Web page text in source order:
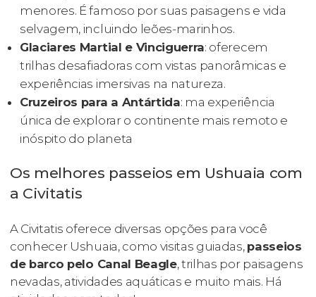
menores. É famoso por suas paisagens e vida
selvagem, incluindo leões-marinhos.
Glaciares Martial e Vinciguerra: oferecem
trilhas desafiadoras com vistas panorâmicas e
experiências imersivas na natureza.
Cruzeiros para a Antártida: ma experiência
única de explorar o continente mais remoto e
inóspito do planeta
Os melhores passeios em Ushuaia com
a Civitatis
A Civitatis oferece diversas opções para você
conhecer Ushuaia, como visitas guiadas, passeios
de barco pelo Canal Beagle, trilhas por paisagens
nevadas, atividades aquáticas e muito mais. Há